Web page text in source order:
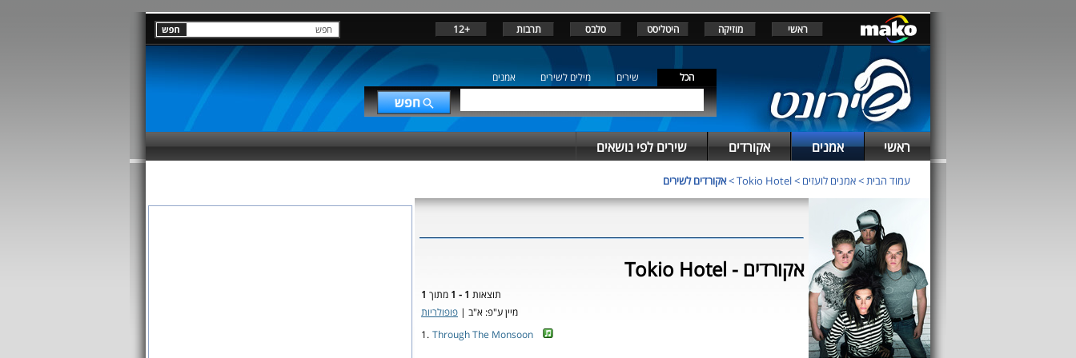
ראשי מוזיקה היטליסט סלבס תרבות +12
הכל שירים מילים לשירים אמנים
ראשי אמנים אקורדים שירים לפי נושאים
עמוד הבית>אמנים לועזים >
Tokio Hotel
>אקורדים לשירים
Tokio Hotel - אקורדים
תוצאות 1 - 1 מתוך 1
מיין ע"פ: א"ב | פופולריות
1. Through The Monsoon